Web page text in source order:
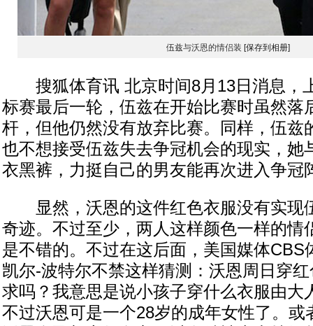
伍兹与沃恩的情侣装 [保存到相册]
搜狐体育讯 北京时间8月13日消息，
标赛最后一轮，伍兹在开始比赛时虽然落
杆，但他仍然没有放弃比赛。同样，伍兹
也不想接受伍兹失去争冠机会的现实，她
衣黑裤，力挺自己的男友能再次进入争冠
显然，沃恩的这件红色衣服没有实现
奇迹。不过至少，两人这样颜色一样的情
是不错的。不过在这后面，美国媒体CBS
凯尔-波特尔不禁这样猜测：沃恩周日穿
求吗？我意思是说小孩子穿什么衣服由大
不过沃恩可是一个28岁的成年女性了。或